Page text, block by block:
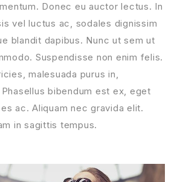
Donec eu auctor lectus. In
vel luctus ac, sodales dignissim
blandit dapibus. Nunc ut sem ut
Suspendisse non enim felis.
malesuada purus in,
bibendum est ex, eget
ac. Aliquam nec gravida elit.
in sagittis tempus.